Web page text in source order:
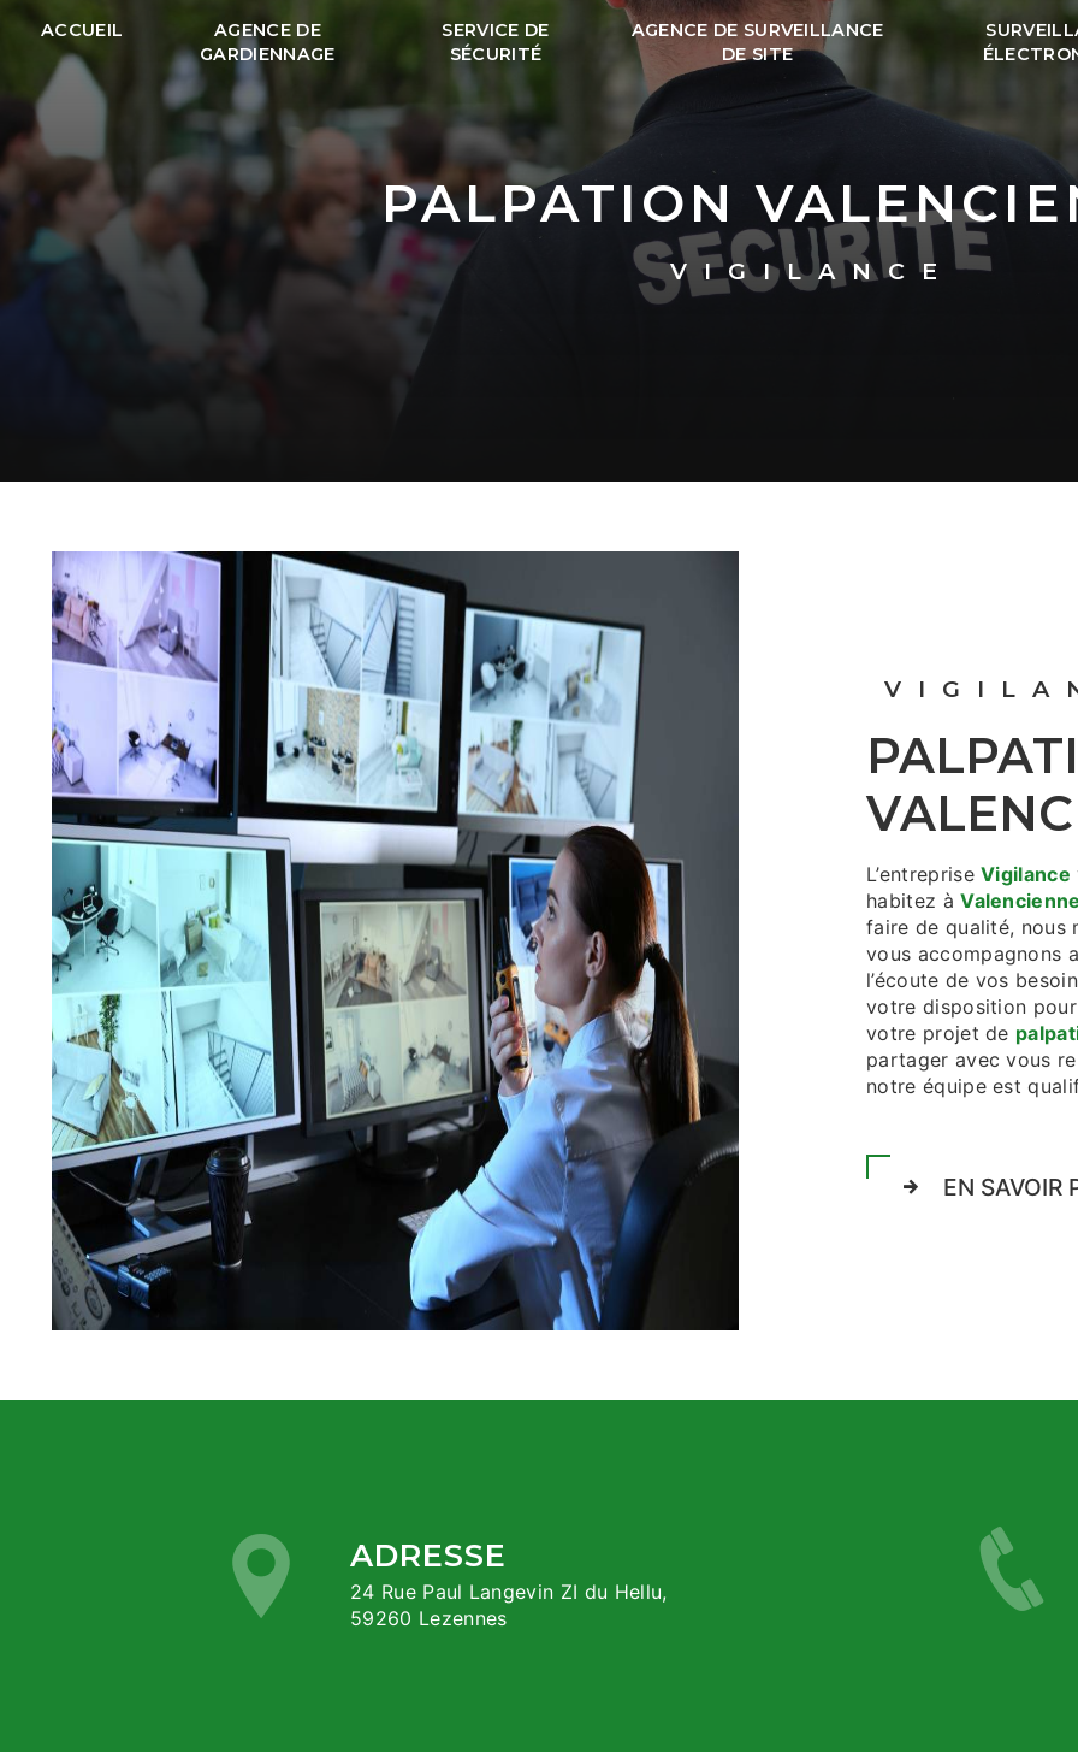
ACCUEIL
AGENCE DE
GARDIENNAGE
SERVICE DE
SÉCURITÉ
AGENCE DE SURVEILLANCE
DE SITE
PALPATION
VIGILANCE
PALPATION À
L’entrepriseVigilance
habitez à
faire de qualité, nous
vous accompagnons
l’écoute de vos
votre disposition
votre projet de
partager avec vous
notre équipe est
EN SAVOIR
ADRESSE
24 Rue Paul Langevin ZI du Hellu,
59260 Lezennes